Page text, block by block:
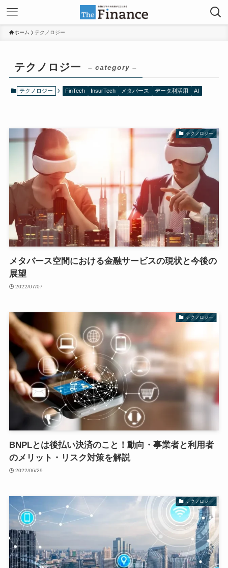
ホーム テクノロジー
テクノロジー – category –
テクノロジー FinTech InsurTech メタバース データ利活用 AI
テクノロジー
メタバース空間における金融サービスの現状と今後の
展望
2022/07/07
テクノロジー
BNPLとは後払い決済のこと！動向・事業者と利用者
のメリット・リスク対策を解説
2022/06/29
テクノロジー